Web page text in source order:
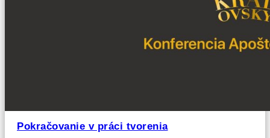
Pokračovanie v práci tvorenia